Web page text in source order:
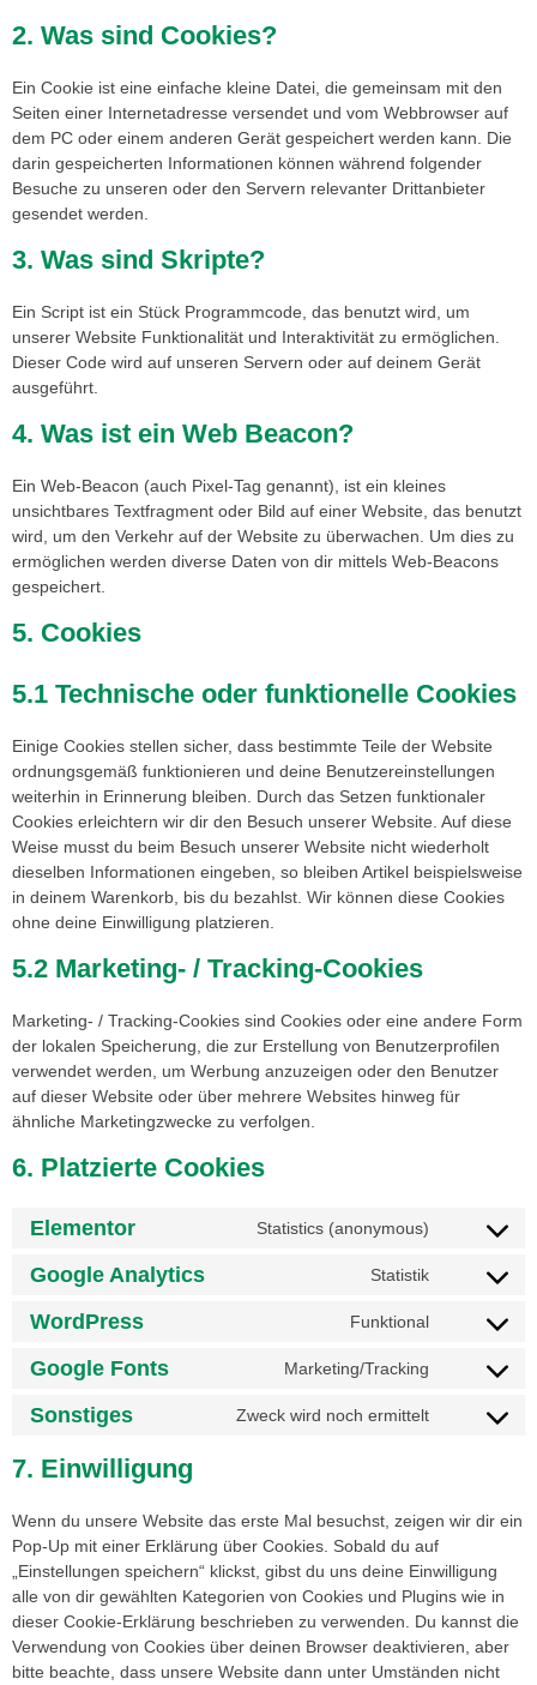
2. Was sind Cookies?
Ein Cookie ist eine einfache kleine Datei, die gemeinsam mit den
Seiten einer Internetadresse versendet und vom Webbrowser auf
dem PC oder einem anderen Gerät gespeichert werden kann. Die
darin gespeicherten Informationen können während folgender
Besuche zu unseren oder den Servern relevanter Drittanbieter
gesendet werden.
3. Was sind Skripte?
Ein Script ist ein Stück Programmcode, das benutzt wird, um
unserer Website Funktionalität und Interaktivität zu ermöglichen.
Dieser Code wird auf unseren Servern oder auf deinem Gerät
ausgeführt.
4. Was ist ein Web Beacon?
Ein Web-Beacon (auch Pixel-Tag genannt), ist ein kleines
unsichtbares Textfragment oder Bild auf einer Website, das benutzt
wird, um den Verkehr auf der Website zu überwachen. Um dies zu
ermöglichen werden diverse Daten von dir mittels Web-Beacons
gespeichert.
5. Cookies
5.1 Technische oder funktionelle Cookies
Einige Cookies stellen sicher, dass bestimmte Teile der Website
ordnungsgemäß funktionieren und deine Benutzereinstellungen
weiterhin in Erinnerung bleiben. Durch das Setzen funktionaler
Cookies erleichtern wir dir den Besuch unserer Website. Auf diese
Weise musst du beim Besuch unserer Website nicht wiederholt
dieselben Informationen eingeben, so bleiben Artikel beispielsweise
in deinem Warenkorb, bis du bezahlst. Wir können diese Cookies
ohne deine Einwilligung platzieren.
5.2 Marketing- / Tracking-Cookies
Marketing- / Tracking-Cookies sind Cookies oder eine andere Form
der lokalen Speicherung, die zur Erstellung von Benutzerprofilen
verwendet werden, um Werbung anzuzeigen oder den Benutzer
auf dieser Website oder über mehrere Websites hinweg für
ähnliche Marketingzwecke zu verfolgen.
6. Platzierte Cookies
Elementor Statistics (anonymous)
Google Analytics Statistik
WordPress Funktional
Google Fonts Marketing/Tracking
Sonstiges Zweck wird noch ermittelt
7. Einwilligung
Wenn du unsere Website das erste Mal besuchst, zeigen wir dir ein
Pop-Up mit einer Erklärung über Cookies. Sobald du auf
„Einstellungen speichern“ klickst, gibst du uns deine Einwilligung
alle von dir gewählten Kategorien von Cookies und Plugins wie in
dieser Cookie-Erklärung beschrieben zu verwenden. Du kannst die
Verwendung von Cookies über deinen Browser deaktivieren, aber
bitte beachte, dass unsere Website dann unter Umständen nicht